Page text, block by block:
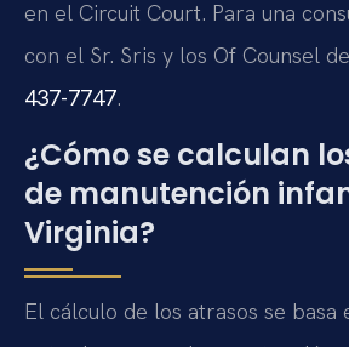
en el Circuit Court. Para una
con el Sr. Sris y los Of Counsel
437-7747.
¿Cómo se calculan
de manutención
Virginia?
El cálculo de los atrasos se basa